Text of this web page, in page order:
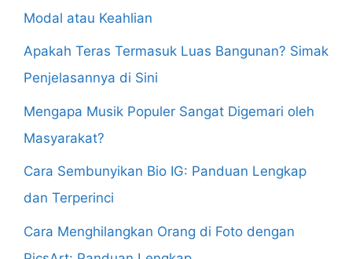
Modal atau Keahlian
Apakah Teras Termasuk Luas Bangunan? Simak
Penjelasannya di Sini
Mengapa Musik Populer Sangat Digemari oleh
Masyarakat?
Cara Sembunyikan Bio IG: Panduan Lengkap
dan Terperinci
Cara Menghilangkan Orang di Foto dengan